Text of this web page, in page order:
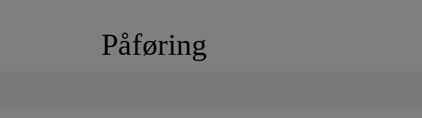
Påføring